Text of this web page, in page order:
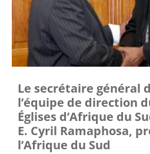
Le secrétaire général
l’équipe de direction
Églises d’Afrique du
E. Cyril Ramaphosa,
l’Afrique du Sud